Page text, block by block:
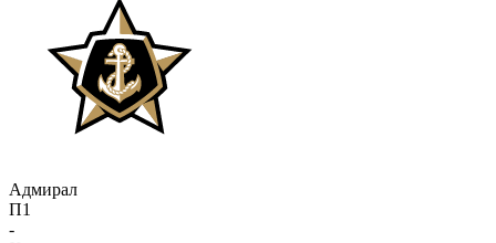
Адмирал
П1
-